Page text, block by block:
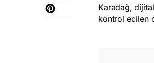
Karadağ,
kontrol edilen